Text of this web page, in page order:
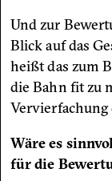
Und zur
Blick auf das
heißt das zum
die Bahn fit zu
Vervierfachung
Wäre es
für die